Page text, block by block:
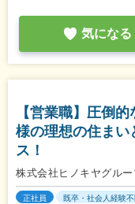
気になる
【営業職】圧倒
様の理想の住まい
ス！
株式会社ヒノキヤグル
正社員 既卒・社会人経験不